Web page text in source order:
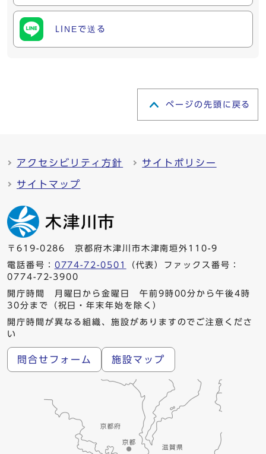
LINEで送る
ページの先頭に戻る
アクセシビリティ方針 サイトポリシー
サイトマップ
〒619-0286 京都府木津川市木津南垣外110-9
電話番号： 0774-72-0501
（代表）ファックス番号：
0774-72-3900
開庁時間 月曜日から金曜日 午前9時00分から午後4時
30分まで（祝日・年末年始を除く）
開庁時間が異なる組織、施設がありますのでご注意くださ
い
問合せフォーム 施設マップ